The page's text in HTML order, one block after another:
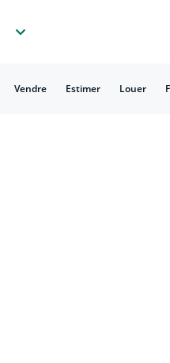
Vendre Estimer Louer